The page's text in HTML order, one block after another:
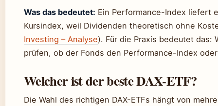
Was das bedeutet: Ein Performance-Index liefert
Kursindex, weil Dividenden theoretisch ohne
Investing – Analyse). Für die Praxis bedeutet das:
prüfen, ob der Fonds den Performance-Index
Welcher ist der beste DAX-ETF?
Die Wahl des richtigen DAX-ETFs hängt von